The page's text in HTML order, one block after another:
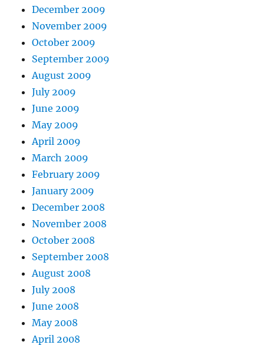
December 2009
November 2009
October 2009
September 2009
August 2009
July 2009
June 2009
May 2009
April 2009
March 2009
February 2009
January 2009
December 2008
November 2008
October 2008
September 2008
August 2008
July 2008
June 2008
May 2008
April 2008